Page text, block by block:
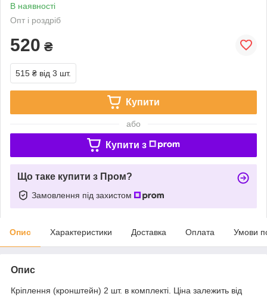
В наявності
Опт і роздріб
520 ₴
515 ₴ від 3 шт.
Купити
або
Купити з
Що таке купити з Пром?
Замовлення під захистом
Опис Характеристики Доставка Оплата Умови
Опис
Кріплення (кронштейн) 2 шт. в комплекті. Ціна залежить від